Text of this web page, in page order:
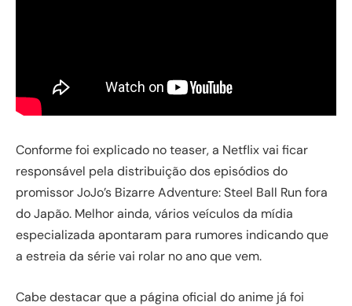
Conforme foi explicado no teaser, a Netflix vai ficar
responsável pela distribuição dos episódios do
promissor JoJo’s Bizarre Adventure: Steel Ball Run fora
do Japão. Melhor ainda, vários veículos da mídia
especializada apontaram para rumores indicando que
a estreia da série vai rolar no ano que vem.
Cabe destacar que a página oficial do anime já foi